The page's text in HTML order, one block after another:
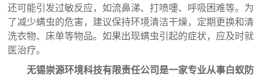
还可能引发过敏反应，如流鼻涕、打喷嚏、呼吸困难等。 为
了减少螨虫的危害，建议保持环境清洁干燥，定期更换和清
洗衣物、床单等物品。如果出现螨虫引起的症状，应及时就
医治疗。
无锡崇源环境科技有限责任公司是一家专业从事白蚁防